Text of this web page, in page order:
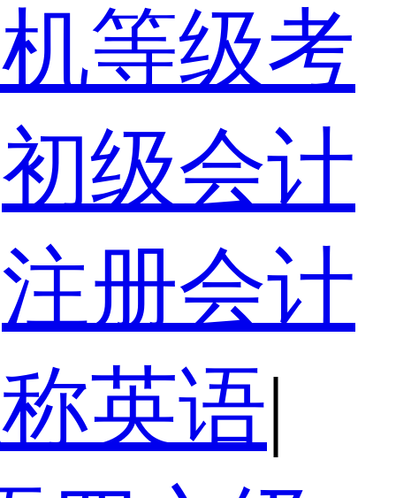
等级考
初级会计
注册会计
英语|